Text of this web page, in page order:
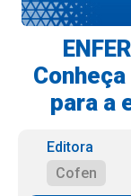
para a
Editora
Cofen